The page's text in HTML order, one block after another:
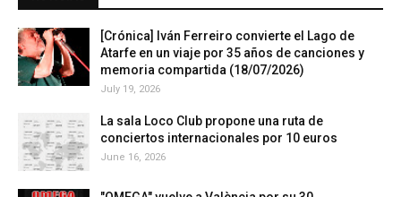
[Crónica] Iván Ferreiro convierte el Lago de
Atarfe en un viaje por 35 años de canciones y
memoria compartida (18/07/2026)
July 19, 2026
La sala Loco Club propone una ruta de
conciertos internacionales por 10 euros
June 16, 2026